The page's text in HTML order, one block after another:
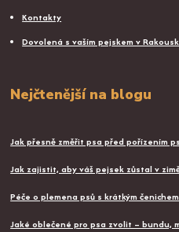
Kontakty
Dovolená s vaším pejskem v
Nejčtenější na blogu
Jak přesně změřit psa před pořízením
Jak zajistit, aby váš pejsek zůstal v
Péče o plemena psů s krátkým čenichem
Jaké oblečené pro psa zvolit – bundu,